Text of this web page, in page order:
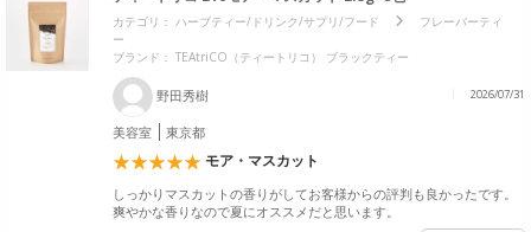
カテゴリ： ハーブティー/ドリンク/サプリ/フード
フレーバーティ
ー
ブランド： TEAtriCO（ティートリコ） ブラックティー
野田秀樹 2026/07/31
美容室 東京都
モア・マスカット
しっかりマスカットの香りがしてお客様からの評判も良かったです。
爽やかな香りなので夏にオススメだと思います。